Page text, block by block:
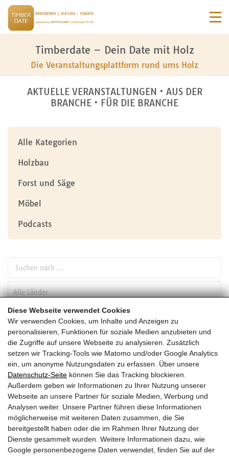
Diese Webseite verwendet Cookies
Wir verwenden Cookies, um Inhalte und Anzeigen zu
personalisieren, Funktionen für soziale Medien anzubieten und
die Zugriffe auf unsere Webseite zu analysieren. Zusätzlich
setzen wir Tracking-Tools wie Matomo und/oder Google Analytics
ein, um anonyme Nutzungsdaten zu erfassen. Über unsere
Datenschutz-Seite können Sie das Tracking blockieren.
Außerdem geben wir Informationen zu Ihrer Nutzung unserer
Webseite an unsere Partner für soziale Medien, Werbung und
Analysen weiter. Unsere Partner führen diese Informationen
möglicherweise mit weiteren Daten zusammen, die Sie
bereitgestellt haben oder die im Rahmen Ihrer Nutzung der
Dienste gesammelt wurden. Weitere Informationen dazu, wie
Google personenbezogene Daten verwendet, finden Sie auf der
Timberdate – Dein Date mit Holz
Die Veranstaltungsplattform rund ums Holz
AKTUELLE VERANSTALTUNGEN • AUS DER
BRANCHE • FÜR DIE BRANCHE
Alle Kategorien
Holzbau
Forst und Säge
Möbel
Podcasts
SUCHEN
November
HEUTE
2027
November 2027
Es wurden leider keine Veranstaltungen gefunden ....